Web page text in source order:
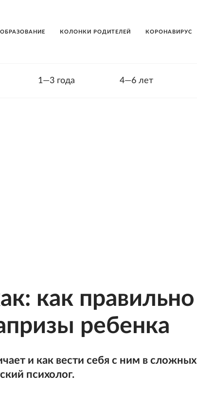
ОБРАЗОВАНИЕ КОЛОНКИ РОДИТЕЛЕЙ КОРОНАВИРУС
1—3 года 4—6 лет
как правильно
ребенка
и как вести себя с ним в сложных
психолог.